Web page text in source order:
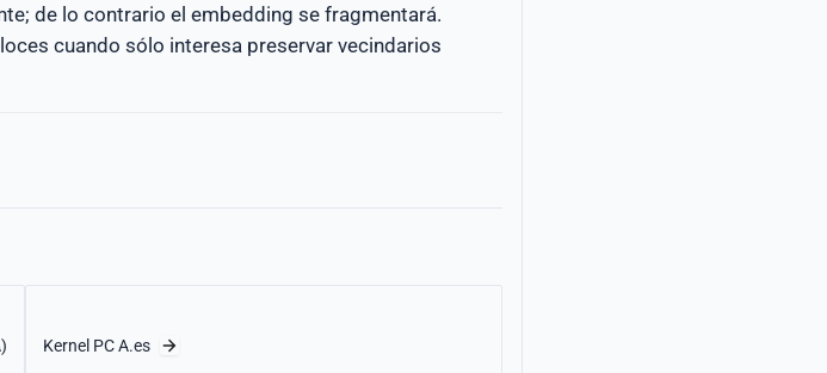
de lo contrario el embedding se fragmentará.
cuando sólo interesa preservar vecindarios
Kernel PC A.es